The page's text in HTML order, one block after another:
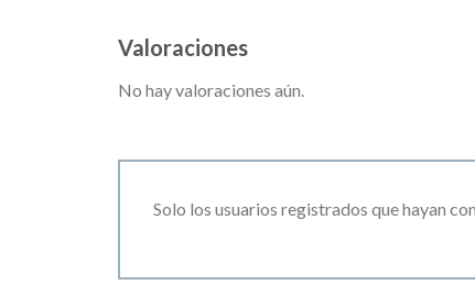
Valoraciones
No hay valoraciones aún.
Solo los usuarios registrados que hayan